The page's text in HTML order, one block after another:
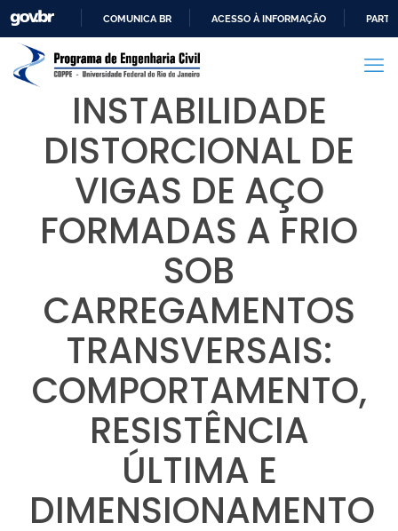
PARA
CONTEÚDO
COMUNICA BR ACESSO À INFORMAÇÃO
INSTABILIDADE
DISTORCIONAL DE
VIGAS DE AÇO
FORMADAS A FRIO
SOB
CARREGAMENTOS
TRANSVERSAIS:
COMPORTAMENTO,
RESISTÊNCIA
ÚLTIMA E
DIMENSIONAMENTO